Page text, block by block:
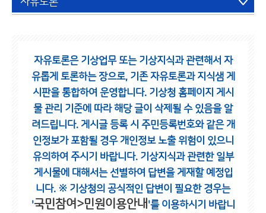
자유토론은 기상업무 또는 기상지식과 관련해서 자
유롭게 토론하는 장으로, 기존 자유토론과 지식샘 게
시판을 통합하여 운영합니다. 기상청 홈페이지 게시
물 관리 기준에 따라 해당 글이 삭제될 수 있음을 알
려드립니다. 게시글 등록 시 주민등록번호와 같은 개
인정보가 포함될 경우 개인정보 노출 위험이 있으니
유의하여 주시기 바랍니다. 기상지식과 관련한 일부
게시물에 대해서는 선별하여 답변을 게재할 예정입
니다. ※ 기상청의 공식적인 답변이 필요한 경우는
'국민참여>민원이용안내 '를 이용하시기 바랍니